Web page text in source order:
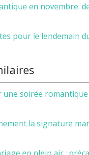
en novembre:
pour le lendemain
une soirée
la signature
en plein air :